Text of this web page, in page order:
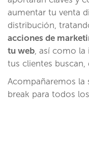
aumentar tu venta
distribución,
acciones de
tu web, así como
tus clientes
Acompañaremos la
break para todos